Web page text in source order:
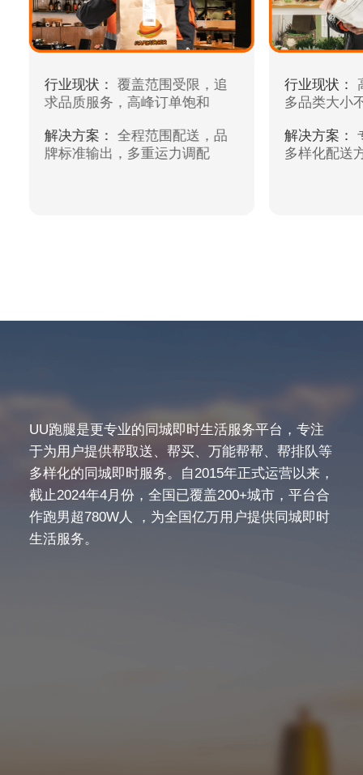
行业现状：
覆盖范围受限，追
求品质服务，高峰订单饱和
解决方案：
全程范围配送，品
牌标准输出，多重运力调配
行业现状：
多品类大小
解决方案：
多样化配送
UU跑腿是更专业的同城即时生活服务平台，专注
于为用户提供帮取送、帮买、万能帮帮、帮排队等
多样化的同城即时服务。自2015年正式运营以来，
截止2024年4月份，全国已覆盖200+城市，平台合
作跑男超780W人 ，为全国亿万用户提供同城即时
生活服务。